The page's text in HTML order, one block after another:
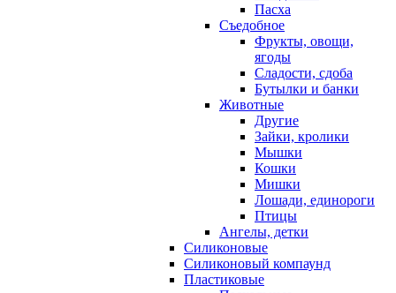
Пасха
Съедобное
Фрукты, овощи,
ягоды
Сладости, сдоба
Бутылки и банки
Животные
Другие
Зайки, кролики
Мышки
Кошки
Мишки
Лошади, единороги
Птицы
Ангелы, детки
Силиконовые
Силиконовый компаунд
Пластиковые